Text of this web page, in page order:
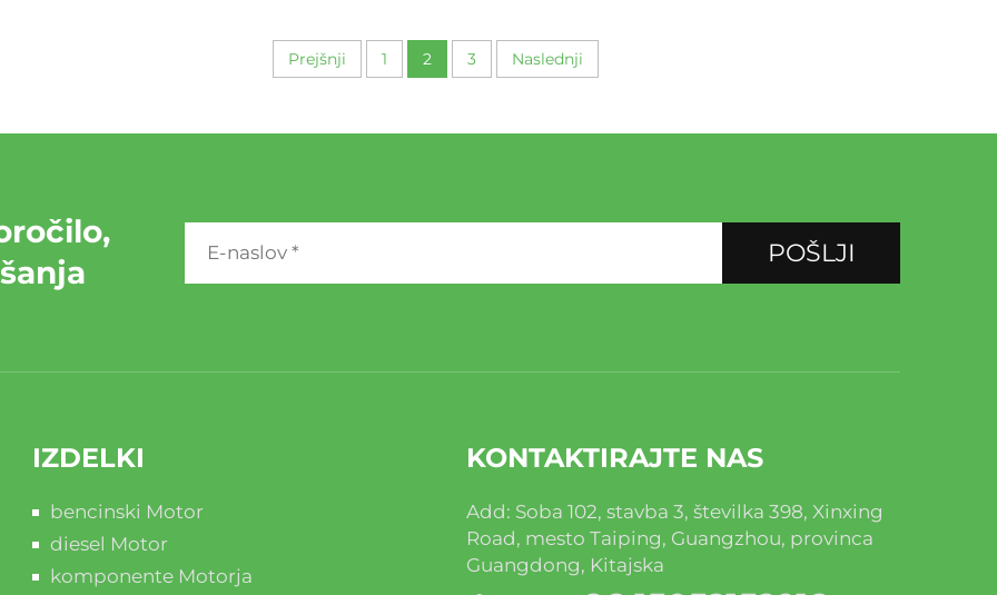
Prejšnji 1 2 3 Naslednji
POŠLJI
IZDELKI
bencinski Motor
diesel Motor
komponente Motorja
KONTAKTIRAJTE NAS
Add: Soba 102, stavba 3, številka 398, Xinxing
Road, mesto Taiping, Guangzhou, provinca
Guangdong, Kitajska